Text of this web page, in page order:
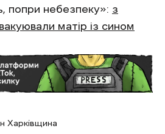
попри небезпеку»: з
матір із сином
Харківщина